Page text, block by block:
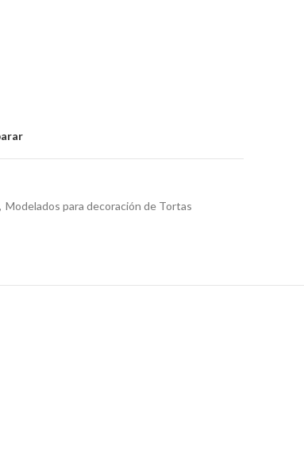
, Modelados para decoración de Tortas